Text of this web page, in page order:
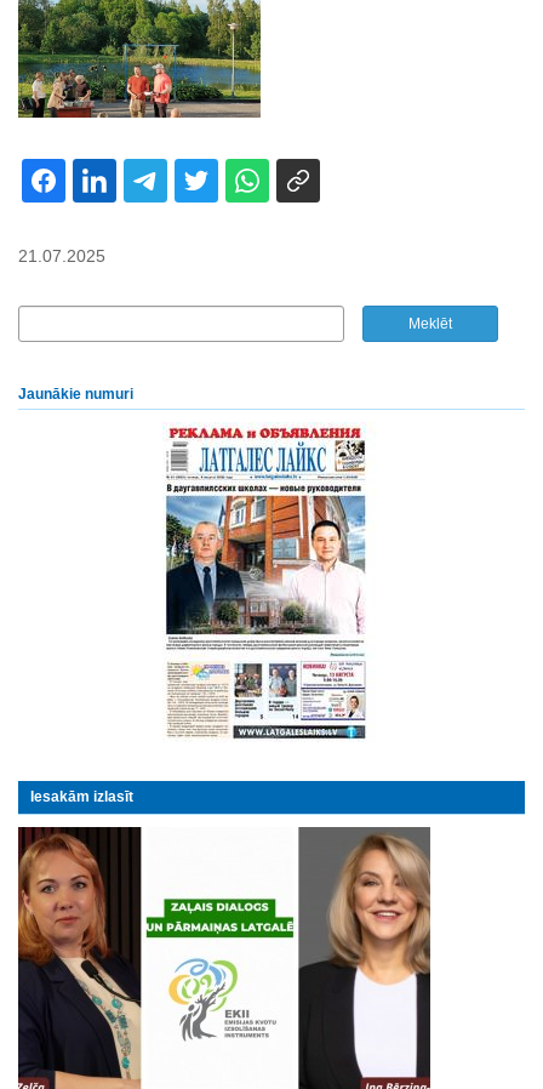
21.07.2025
Jaunākie numuri
Iesakām izlasīt